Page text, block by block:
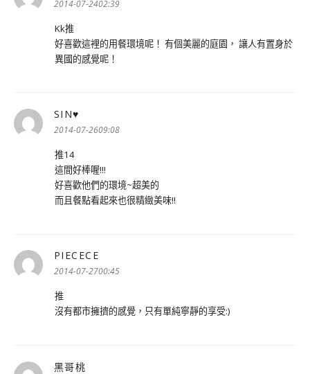
示:
2014-07-2402:39
Kk推
好喜歡這裡的用餐環境呢！ 有個美麗的庭園， 讓人有置身於
異國的感覺呢！
SIN♥
示:
2014-07-2609:08
推14
這間好棒喔!!!
好喜歡他們的環境~超美的
而且餐點看起來也很精緻美味!!
PIECECE
示:
2014-07-2700:45
推
沒有都市擁擠的感覺，只有單純寧靜的享受:)
黑哥桃